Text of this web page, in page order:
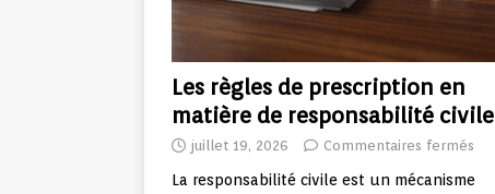
Les règles de prescription en
matière de responsabilité civile
juillet 19, 2026 Commentaires fermés
La responsabilité civile est un mécanisme